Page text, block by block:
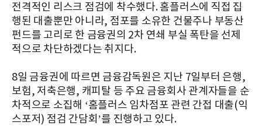
전격적인 리스크 점검에 착수했다. 홈플러스에 직접 집
행된 대출뿐만 아니라, 점포를 소유한 건물주나 부동산
펀드를 고리로 한 금융권의 2차 연쇄 부실 폭탄을 선제
적으로 차단하겠다는 취지다.
8일 금융권에 따르면 금융감독원은 지난 7일부터 은행,
보험, 저축은행, 캐피탈 등 주요 금융회사 관계자들을 순
차적으로 소집해 ‘홈플러스 임차점포 관련 간접 대출(익
스포저) 점검 간담회’를 진행하고 있다.